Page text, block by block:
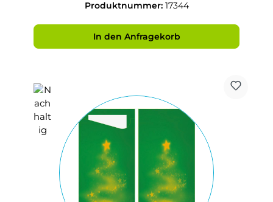
Produktnummer: 17344
In den Anfragekorb